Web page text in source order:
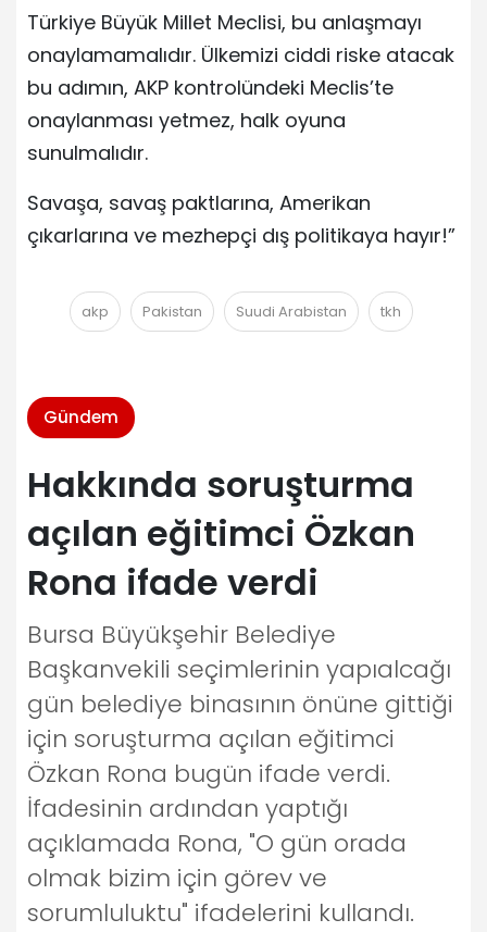
Türkiye Büyük Millet Meclisi, bu anlaşmayı
onaylamamalıdır. Ülkemizi ciddi riske atacak
bu adımın, AKP kontrolündeki Meclis’te
onaylanması yetmez, halk oyuna
sunulmalıdır.
Savaşa, savaş paktlarına, Amerikan
çıkarlarına ve mezhepçi dış politikaya hayır!”
akp Pakistan Suudi Arabistan tkh
Gündem
Hakkında soruşturma
açılan eğitimci Özkan
Rona ifade verdi
Bursa Büyükşehir Belediye
Başkanvekili seçimlerinin yapıalcağı
gün belediye binasının önüne gittiği
için soruşturma açılan eğitimci
Özkan Rona bugün ifade verdi.
İfadesinin ardından yaptığı
açıklamada Rona, "O gün orada
olmak bizim için görev ve
sorumluluktu" ifadelerini kullandı.